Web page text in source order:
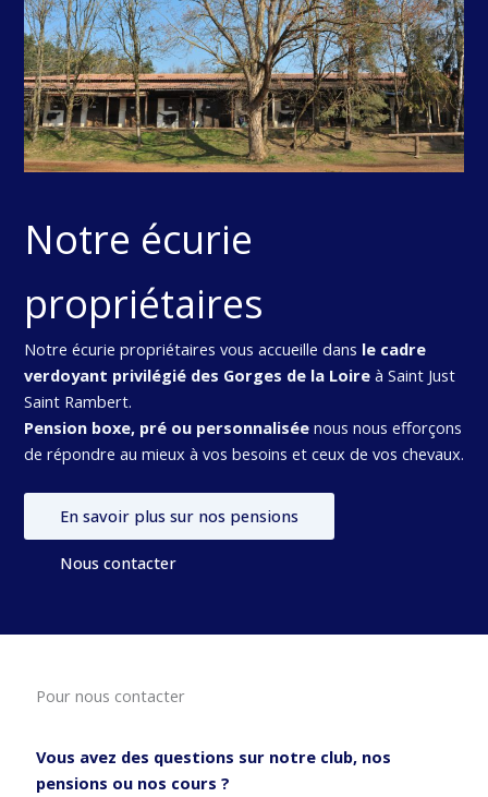
Notre écurie
propriétaires
Notre écurie propriétaires vous accueille dans le cadre
verdoyant privilégié des Gorges de la Loireà Saint Just
Saint Rambert.
Pension boxe, pré ou personnaliséenous nous efforçons
de répondre au mieux à vos besoins et ceux de vos chevaux.
En savoir plus sur nos pensions
Nous contacter
Pour nous contacter
Vous avez des questions sur notre club, nos
pensions ou nos cours ?